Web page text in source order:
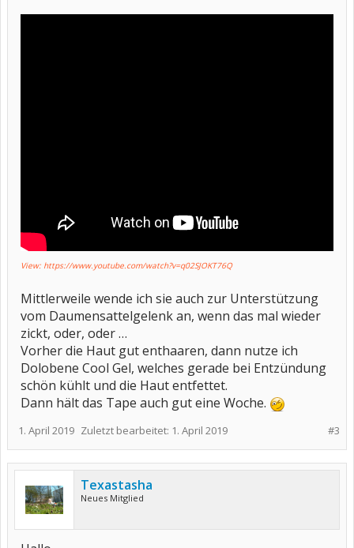
View: https://www.youtube.com/watch?v=q02SJOKT76Q
Mittlerweile wende ich sie auch zur Unterstützung
vom Daumensattelgelenk an, wenn das mal wieder
zickt, oder, oder …
Vorher die Haut gut enthaaren, dann nutze ich
Dolobene Cool Gel, welches gerade bei Entzündung
schön kühlt und die Haut entfettet.
Dann hält das Tape auch gut eine Woche.
#3
1. April 2019 Zuletzt bearbeitet: 1. April 2019
Texastasha
Neues Mitglied